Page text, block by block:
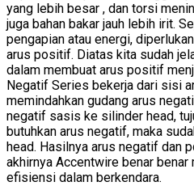
yang lebih besar , dan torsi
juga bahan bakar jauh lebih irit.
pengapian atau energi,
arus positif. Diatas kita sudah
dalam membuat arus positif
Negatif Series bekerja dari sisi
memindahkan gudang arus
negatif sasis ke silinder head,
butuhkan arus negatif, maka
head. Hasilnya arus negatif dan
akhirnya Accentwire benar
efisiensi dalam berkendara.